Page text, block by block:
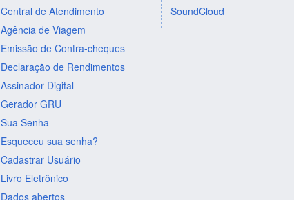
Central de Atendimento
Agência de Viagem
Emissão de Contra-cheques
Declaração de Rendimentos
Assinador Digital
Gerador GRU
Sua Senha
Esqueceu sua senha?
Cadastrar Usuário
Livro Eletrônico
Dados abertos
SoundCloud